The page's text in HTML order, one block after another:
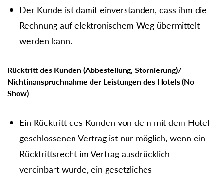
Der Kunde ist damit einverstanden, dass ihm die
Rechnung auf elektronischem Weg übermittelt
werden kann.
Rücktritt des Kunden (Abbestellung, Stornierung)/
Nichtinanspruchnahme der Leistungen des Hotels (No
Show)
Ein Rücktritt des Kunden von dem mit dem Hotel
geschlossenen Vertrag ist nur möglich, wenn ein
Rücktrittsrecht im Vertrag ausdrücklich
vereinbart wurde, ein gesetzliches